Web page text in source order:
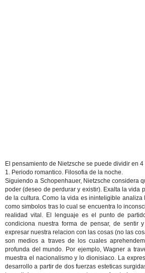
El pensamiento de Nietzsche se puede dividir en
1. Periodo romantico. Filosofia de la noche.
Siguiendo a Schopenhauer, Nietzsche considera
poder (deseo de perdurar y existir). Exalta la vida
de la cultura. Como la vida es ininteligible analiza
como simbolos tras lo cual se encuentra lo
realidad vital. El lenguaje es el punto de
condiciona nuestra forma de pensar, de sentir
expresar nuestra relacion con las cosas (no las
son medios a traves de los cuales
profunda del mundo. Por ejemplo, Wagner a
muestra el nacionalismo y lo dionisiaco. La
desarrollo a partir de dos fuerzas esteticas